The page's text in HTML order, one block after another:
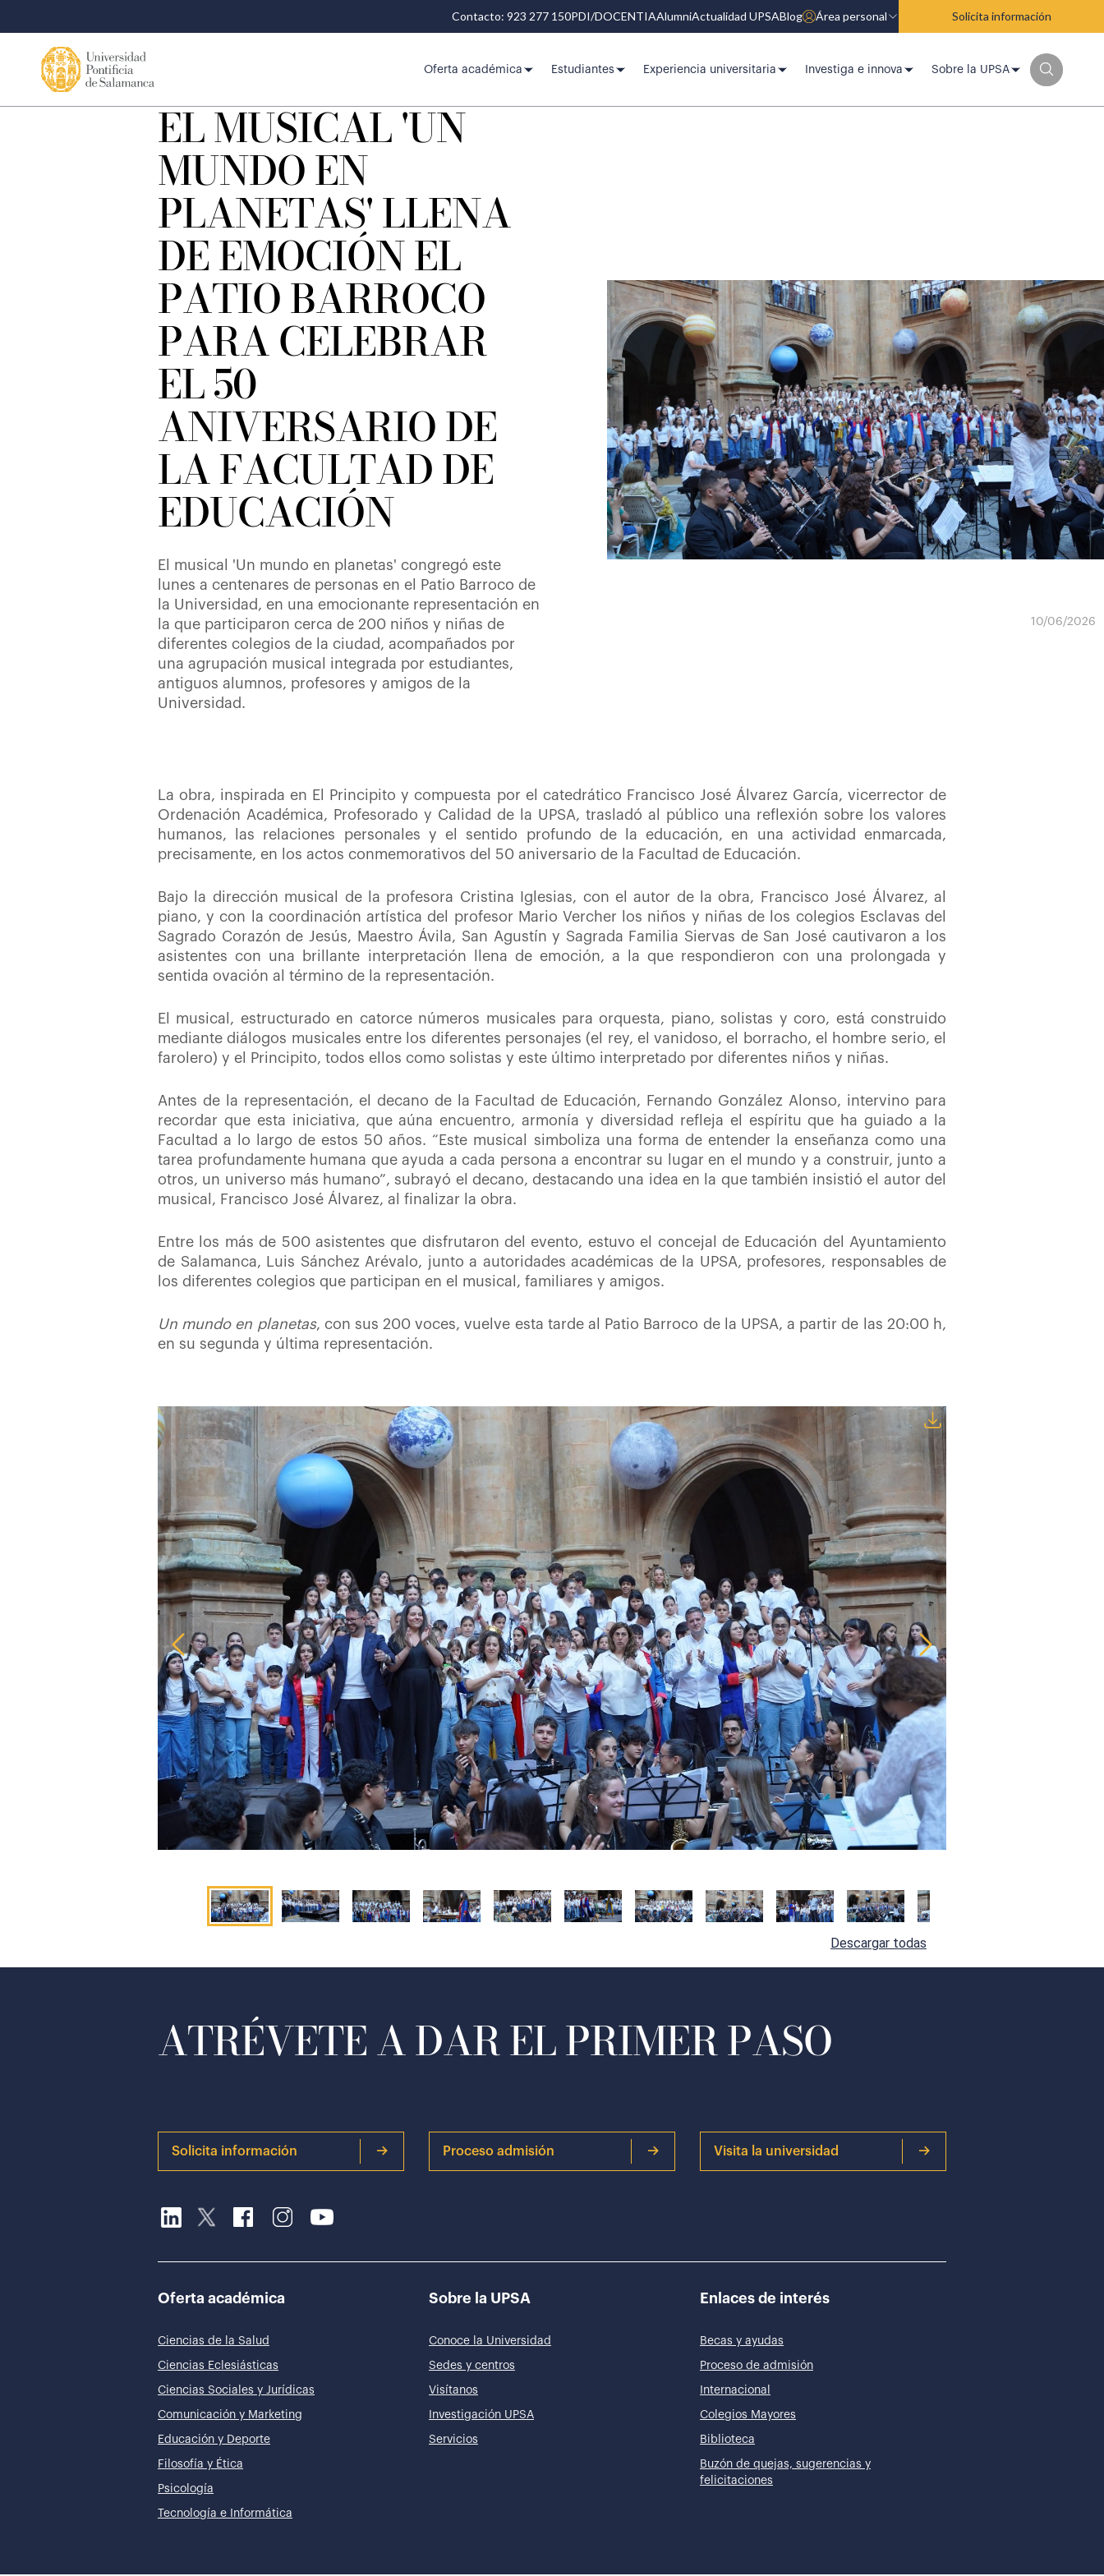
Contacto: 923 277 150PDI/DOCENTIAAlumniActualidad UPSABlog Área personal Solicita información
Oferta académica Estudiantes Experiencia universitaria Investiga e innova Sobre la UPSA
EL MUSICAL 'UN
MUNDO EN
PLANETAS' LLENA
DE EMOCIÓN EL
PATIO BARROCO
PARA CELEBRAR
EL 50
ANIVERSARIO DE
LA FACULTAD DE
EDUCACIÓN
El musical 'Un mundo en planetas' congregó este
lunes a centenares de personas en el Patio Barroco de
la Universidad, en una emocionante representación en
la que participaron cerca de 200 niños y niñas de
diferentes colegios de la ciudad, acompañados por
una agrupación musical integrada por estudiantes,
antiguos alumnos, profesores y amigos de la
Universidad.
10/06/2026
La obra, inspirada en El Principito y compuesta por el catedrático Francisco José Álvarez García, vicerrector de
Ordenación Académica, Profesorado y Calidad de la UPSA, trasladó al público una reflexión sobre los valores
humanos, las relaciones personales y el sentido profundo de la educación, en una actividad enmarcada,
precisamente, en los actos conmemorativos del 50 aniversario de la Facultad de Educación.
Bajo la dirección musical de la profesora Cristina Iglesias, con el autor de la obra, Francisco José Álvarez, al
piano, y con la coordinación artística del profesor Mario Vercher los niños y niñas de los colegios Esclavas del
Sagrado Corazón de Jesús, Maestro Ávila, San Agustín y Sagrada Familia Siervas de San José cautivaron a los
asistentes con una brillante interpretación llena de emoción, a la que respondieron con una prolongada y
sentida ovación al término de la representación.
El musical, estructurado en catorce números musicales para orquesta, piano, solistas y coro, está construido
mediante diálogos musicales entre los diferentes personajes (el rey, el vanidoso, el borracho, el hombre serio, el
farolero) y el Principito, todos ellos como solistas y este último interpretado por diferentes niños y niñas.
Antes de la representación, el decano de la Facultad de Educación, Fernando González Alonso, intervino para
recordar que esta iniciativa, que aúna encuentro, armonía y diversidad refleja el espíritu que ha guiado a la
Facultad a lo largo de estos 50 años. “Este musical simboliza una forma de entender la enseñanza como una
tarea profundamente humana que ayuda a cada persona a encontrar su lugar en el mundo y a construir, junto a
otros, un universo más humano”, subrayó el decano, destacando una idea en la que también insistió el autor del
musical, Francisco José Álvarez, al finalizar la obra.
Entre los más de 500 asistentes que disfrutaron del evento, estuvo el concejal de Educación del Ayuntamiento
de Salamanca, Luis Sánchez Arévalo, junto a autoridades académicas de la UPSA, profesores, responsables de
los diferentes colegios que participan en el musical, familiares y amigos.
Un mundo en planetas, con sus 200 voces, vuelve esta tarde al Patio Barroco de la UPSA, a partir de las 20:00 h,
en su segunda y última representación.
Descargar todas
ATRÉVETE A DAR EL PRIMER PASO
Solicita información Proceso admisión Visita la universidad
Oferta académica
Ciencias de la Salud
Ciencias Eclesiásticas
Ciencias Sociales y Jurídicas
Comunicación y Marketing
Educación y Deporte
Filosofía y Ética
Psicología
Tecnología e Informática
Sobre la UPSA
Conoce la Universidad
Sedes y centros
Visítanos
Investigación UPSA
Servicios
Enlaces de interés
Becas y ayudas
Proceso de admisión
Internacional
Colegios Mayores
Biblioteca
Buzón de quejas, sugerencias y
felicitaciones